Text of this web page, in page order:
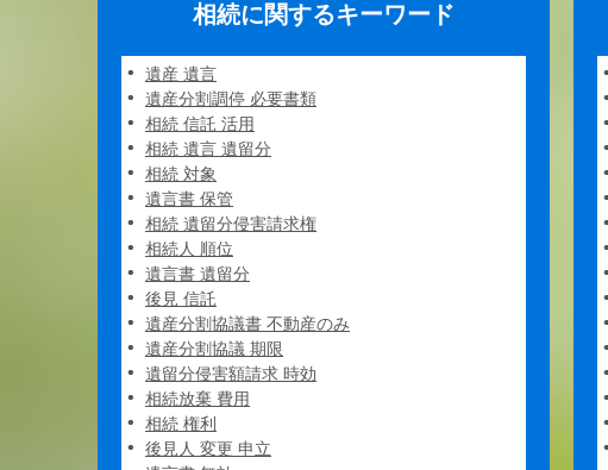
相続に関するキーワード
遺産 遺言
遺産分割調停 必要書類
相続 信託 活用
相続 遺言 遺留分
相続 対象
遺言書 保管
相続 遺留分侵害請求権
相続人 順位
遺言書 遺留分
後見 信託
遺産分割協議書 不動産のみ
遺産分割協議 期限
遺留分侵害額請求 時効
相続放棄 費用
相続 権利
後見人 変更 申立